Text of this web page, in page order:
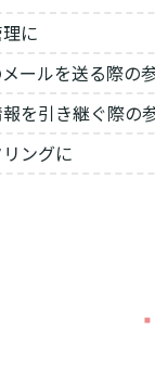
に
ールを送る際の
を引き継ぐ際の
ングに